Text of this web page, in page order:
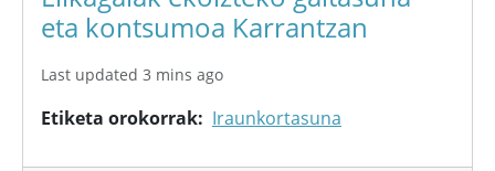
eta kontsumoa Karrantzan
Last updated 3 mins ago
Etiketa orokorrak Iraunkortasuna